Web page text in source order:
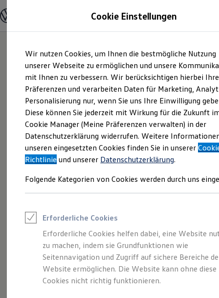
Hauptinhalt
springen
Footer
springen
Modelle und Konfigurator
Modelle vergleichen
Elektroautos
ENERGY Sondermodelle
Nutzfahrzeuge
SUV und CUV
Familienautos
Kombis
Kompaktwagen
Sportwagen
Schnell verfügbare Fahrzeuge
Angebote und Produkte
Aktuelle Angebote
E-Auto-Förderung
Volkswagen Marktplatz
Junge Gebrauchtwagen und Gebrauchtwagen
Saisonangebote
Leasing
Leasing-Angebote
Gebrauchtwagen Leasing
Junge Gebrauchtwagen-Leasing
Elektroauto Leasing
Kleinwagen-Leasing
Leasing ohne Anzahlung
Sportlich, edel,
elegant:der Touareg
Cookie Einstellungen
Wir nutzen Cookies, um Ihnen die bestmögliche Nutzung
unserer Webseite zu ermöglichen und unsere
mit Ihnen zu verbessern. Wir berücksichtigen hierbei Ihre
Präferenzen und verarbeiten Daten für Marketing,
Personalisierung nur, wenn Sie uns Ihre Einwilligung
Diese können Sie jederzeit mit Wirkung für die Zukunft
Cookie Manager (Meine Präferenzen verwalten) in der
Datenschutzerklärung widerrufen. Weitere
unseren eingesetzten Cookies finden Sie in unserer
Richtlinie und unserer Datenschutzerklärung.
Folgende Kategorien von Cookies werden durch uns
Erforderliche Cookies
Erforderliche Cookies helfen dabei, eine Website
zu machen, indem sie Grundfunktionen wie
Seitennavigation und Zugriff auf sichere Bereiche
Website ermöglichen. Die Website kann ohne diese
Cookies nicht richtig funktionieren.